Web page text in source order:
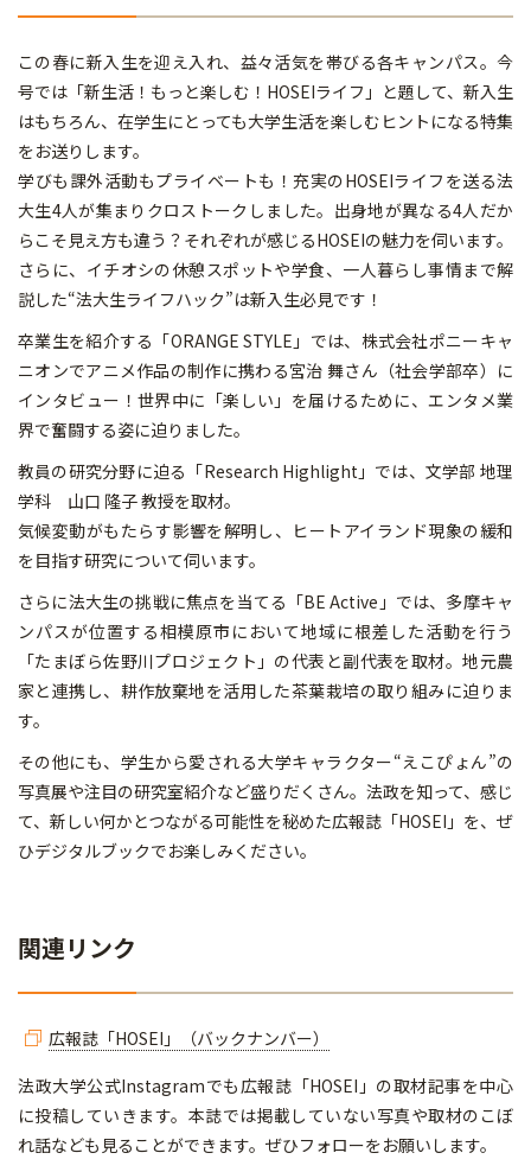
この春に新入生を迎え入れ、益々活気を帯びる各キャンパス。今
号では「新生活！もっと楽しむ！HOSEIライフ」と題して、新入生
はもちろん、在学生にとっても大学生活を楽しむヒントになる特集
をお送りします。
学びも課外活動もプライベートも！充実のHOSEIライフを送る法
大生4人が集まりクロストークしました。出身地が異なる4人だか
らこそ見え方も違う？それぞれが感じるHOSEIの魅力を伺います。
さらに、イチオシの休憩スポットや学食、一人暮らし事情まで解
説した“法大生ライフハック”は新入生必見です！
卒業生を紹介する「ORANGE STYLE」では、株式会社ポニーキャ
ニオンでアニメ作品の制作に携わる宮治 舞さん（社会学部卒）に
インタビュー！世界中に「楽しい」を届けるために、エンタメ業
界で奮闘する姿に迫りました。
教員の研究分野に迫る「Research Highlight」では、文学部 地理
学科 山口 隆子 教授を取材。
気候変動がもたらす影響を解明し、ヒートアイランド現象の緩和
を目指す研究について伺います。
さらに法大生の挑戦に焦点を当てる「BE Active」では、多摩キャ
ンパスが位置する相模原市において地域に根差した活動を行う
「たまぼら佐野川プロジェクト」の代表と副代表を取材。地元農
家と連携し、耕作放棄地を活用した茶葉栽培の取り組みに迫りま
す。
その他にも、学生から愛される大学キャラクター“えこぴょん”の
写真展や注目の研究室紹介など盛りだくさん。法政を知って、感じ
て、新しい何かとつながる可能性を秘めた広報誌「HOSEI」を、ぜ
ひデジタルブックでお楽しみください。
関連リンク
広報誌「HOSEI」（バックナンバー）
法政大学公式Instagramでも広報誌「HOSEI」の取材記事を中心
に投稿していきます。本誌では掲載していない写真や取材のこぼ
れ話なども見ることができます。ぜひフォローをお願いします。